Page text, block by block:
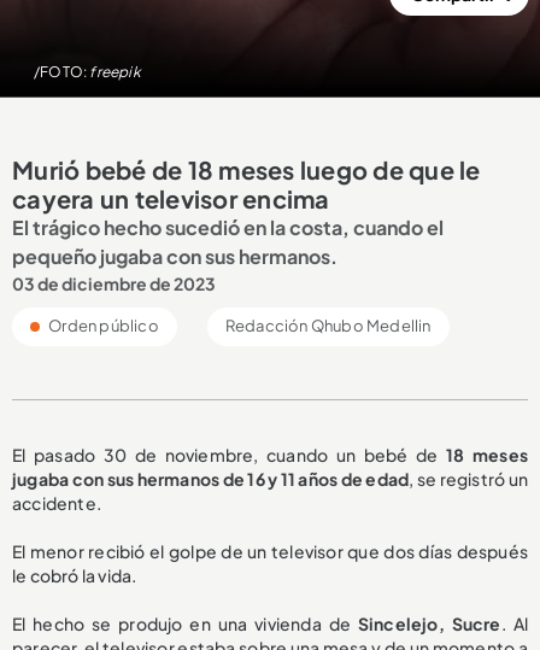
/FOTO: freepik
Murió bebé de 18 meses luego de que le
cayera un televisor encima
El trágico hecho sucedió en la costa, cuando el
pequeño jugaba con sus hermanos.
03 de diciembre de 2023
Orden público Redacción Qhubo Medellin
El pasado 30 de noviembre, cuando un bebé de18 meses
jugaba con sus hermanos de 16 y 11 años de edad, se registró un
accidente.
El menor recibió el golpe de un televisor que dos días después
le cobró la vida.
El hecho se produjo en una vivienda de Sincelejo, Sucre. Al